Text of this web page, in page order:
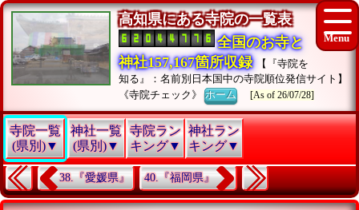
高知県にある寺院の一覧表
全国のお寺と
神社157,167箇所収録
【『寺院を
知る』：名前別日本国中の寺院順位発信サイト】
《寺院チェック》ホーム [As of 26/07/28]
寺院一覧
(県別)▼
神社一覧
(県別)▼
寺院ラン
キング▼
神社ラン
キング▼
38.『愛媛県』 40.『福岡県』